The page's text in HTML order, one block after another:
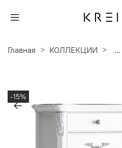
Главная КОЛЛЕКЦИИ ...
-15%